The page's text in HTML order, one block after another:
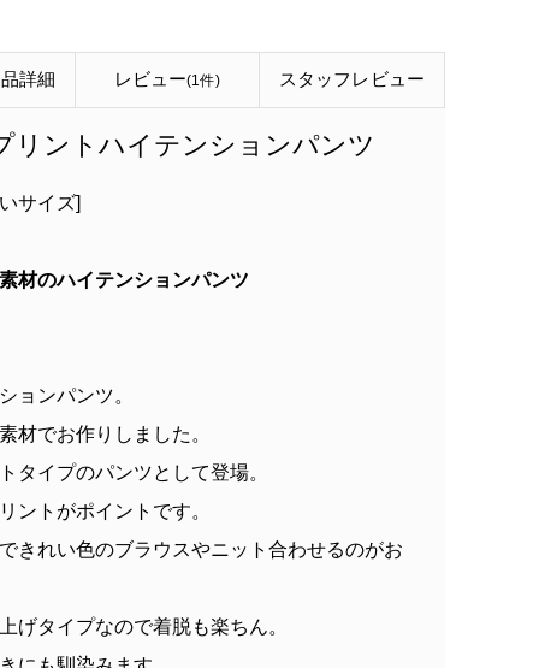
詳細 レビュー(1件) スタッフ レビュー
リントハイテンションパンツ
サイズ]
材のハイテンションパンツ
ョンパンツ。
材でお作りしました。
タイプのパンツとして登場。
ントがポイントです。
きれい色のブラウスやニット合わせるのがお
げタイプなので着脱も楽ちん。